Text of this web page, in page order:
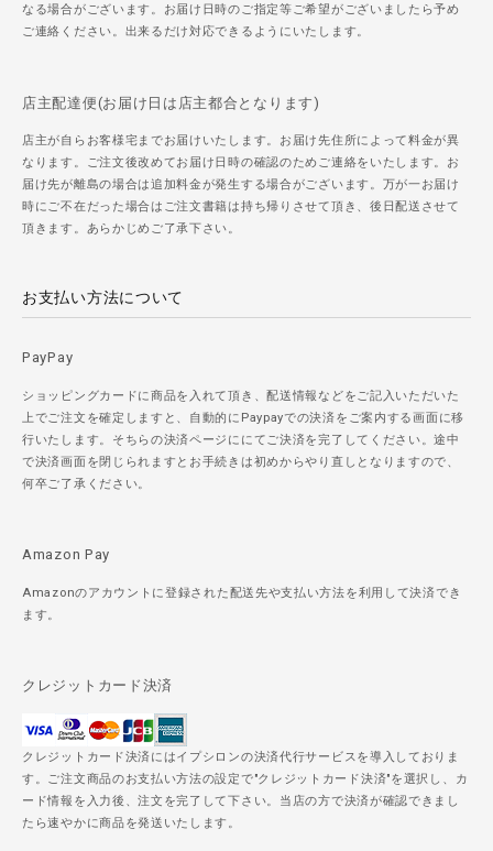
なる場合がございます。お届け日時のご指定等ご希望がございましたら予め
ご連絡ください。出来るだけ対応できるようにいたします。
店主配達便(お届け日は店主都合となります)
店主が自らお客様宅までお届けいたします。お届け先住所によって料金が異
なります。ご注文後改めてお届け日時の確認のためご連絡をいたします。お
届け先が離島の場合は追加料金が発生する場合がございます。万が一お届け
時にご不在だった場合はご注文書籍は持ち帰りさせて頂き、後日配送させて
頂きます。あらかじめご了承下さい。
お支払い方法について
PayPay
ショッピングカードに商品を入れて頂き、配送情報などをご記入いただいた
上でご注文を確定しますと、自動的にPaypayでの決済をご案内する画面に移
行いたします。そちらの決済ページににてご決済を完了してください。途中
で決済画面を閉じられますとお手続きは初めからやり直しとなりますので、
何卒ご了承ください。
Amazon Pay
Amazonのアカウントに登録された配送先や支払い方法を利用して決済でき
ます。
クレジットカード決済
クレジットカード決済にはイプシロンの決済代行サービスを導入しておりま
す。ご注文商品のお支払い方法の設定で"クレジットカード決済"を選択し、カ
ード情報を入力後、注文を完了して下さい。当店の方で決済が確認できまし
たら速やかに商品を発送いたします。